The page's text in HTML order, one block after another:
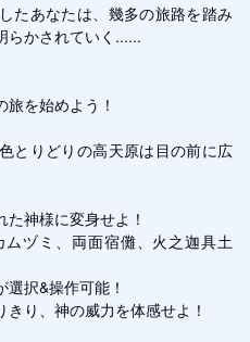
たあなたは、幾多の旅路を踏み
らかされていく......
を始めよう！
とりどりの高天原は目の前に広
神様に変身せよ！
ヅミ、両面宿儺、火之迦具土
択&操作可能！
きり、神の威力を体感せよ！